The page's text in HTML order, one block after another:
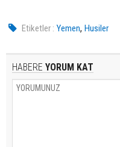
Etiketler : Yemen,Husiler
HABERE YORUM KAT